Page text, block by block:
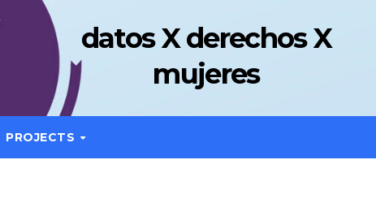
datos X derechos X
mujeres
PROJECTS